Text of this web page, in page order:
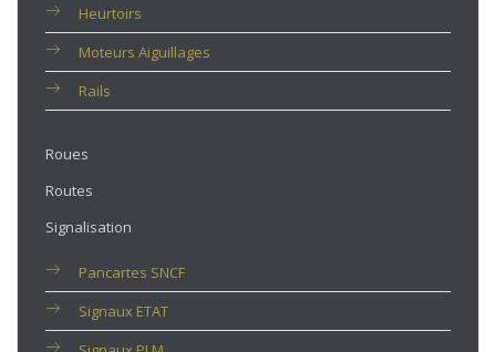
Heurtoirs
Moteurs Aiguillages
Rails
Roues
Routes
Signalisation
Pancartes SNCF
Signaux ETAT